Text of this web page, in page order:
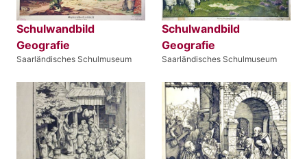
Schulwandbild
Geografie
Saarländisches Schulmuseum
Schulwandbild
Geografie
Saarländisches Schulmuseum